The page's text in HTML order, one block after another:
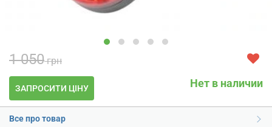
1 050грн
ЗАПРОСИТИ ЦІНУ Нет в наличии
Все про товар